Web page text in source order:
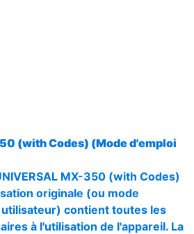
(with Codes) (Mode d'emploi
MX-350 (with Codes)
originale (ou mode
contient toutes les
à l'utilisation de l'appareil. La